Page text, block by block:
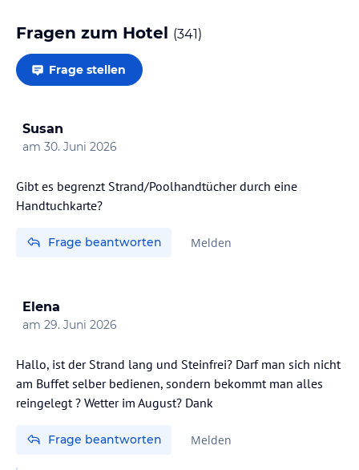
Fragen zum Hotel (341)
Frage stellen
Susan
am 30. Juni 2026
Gibt es begrenzt Strand/Poolhandtücher durch eine
Handtuchkarte?
Frage beantworten Melden
Elena
am 29. Juni 2026
Hallo, ist der Strand lang und Steinfrei? Darf man sich nicht
am Buffet selber bedienen, sondern bekommt man alles
reingelegt ? Wetter im August? Dank
Frage beantworten Melden